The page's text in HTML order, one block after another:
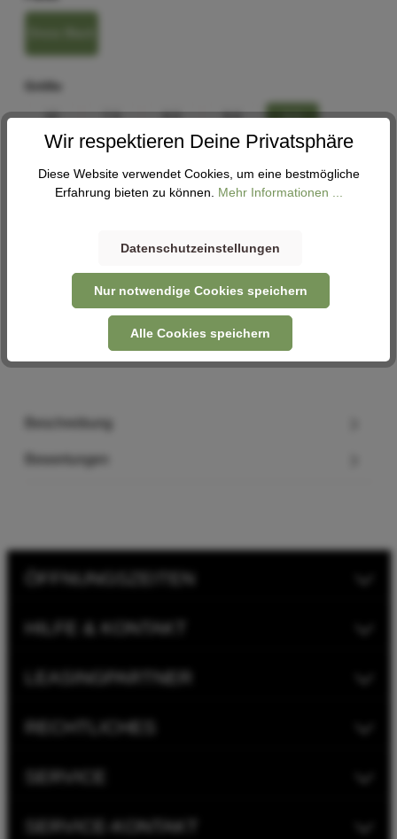
Größe
10 7,5 8,5 9,0 9,5
Abholung
Verfügbar in 2 Filialen Filiale auswählen
Bewertungen
SERVICE-KONTAKT
ÖFFNUNGSZEITEN
HILFE & KONTAKT
LEASINGPARTNER
RECHTLICHES
SERVICE
Wir respektieren Deine Privatsphäre
Diese Website verwendet Cookies, um eine bestmögliche
Erfahrung bieten zu können. Mehr Informationen ...
Datenschutzeinstellungen
Nur notwendige Cookies speichern
Alle Cookies speichern